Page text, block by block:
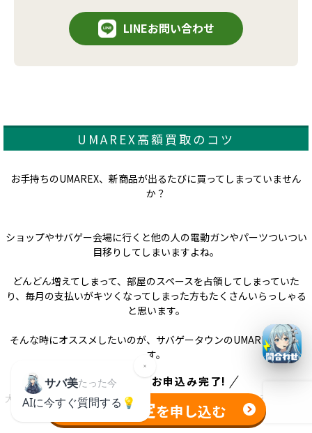
LINEお問い合わせ
UMAREX高額買取のコツ
お手持ちのUMAREX、新商品が出るたびに買ってしまっていません
か？
ショップやサバゲー会場に行くと他の人の電動ガンやパーツついつい
目移りしてしまいますよね。
どんどん増えてしまって、部屋のスペースを占領してしまっていた
り、毎月の支払いがキツくなってしまった方もたくさんいらっしゃる
と思います。
そんな時にオススメしたいのが、サバゲータウンのUMAREX買取で
す。
大切なUMAREXを売る時はしっかり査定してもらい、できるだけ高く
買い取ってもらいたいですよね。
たった でお申込み完了!
無料査定を申し込む